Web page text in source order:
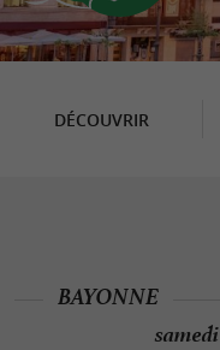
DÉCOUVRIR
BAYONNE